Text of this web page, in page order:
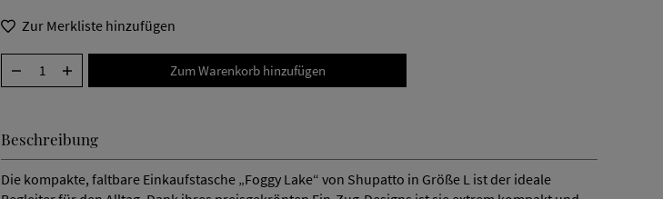
Zur Merkliste hinzufügen
Beschreibung
Die kompakte, faltbare Einkaufstasche „Foggy Lake“ von Shupatto in Größe L ist der ideale